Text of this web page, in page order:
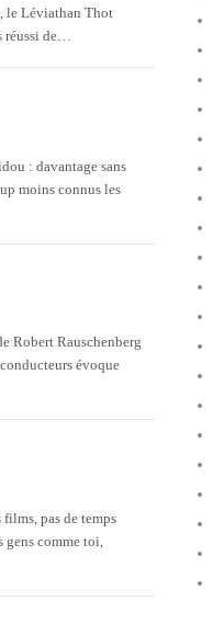
le Léviathan Thot
de…
: davantage sans
moins connus les
Robert Rauschenberg
évoque
pas de temps
comme toi,